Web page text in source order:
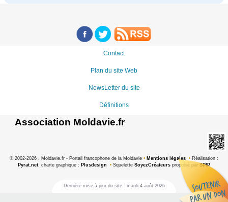
Contact
Plan du site Web
NewsLetter du site
Définitions
Association Moldavie.fr
© 2002-2026 , Moldavie.fr - Portail francophone de la Moldavie • Mentions légales • Réalisation :
Pyrat.net, charte graphique : Plusdesign • Squelette SoyezCréateurs propulsé par SPIP
Dernière mise à jour du site : mardi 4 août 2026